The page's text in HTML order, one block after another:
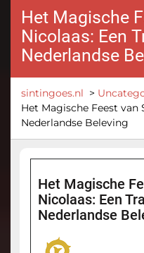
Het Magische
Nicolaas: Een
Nederlandse
sintingoes.nl >
Het Magische Feest van
Nederlandse Beleving
Het Magische
Nicolaas: Een
Nederlandse